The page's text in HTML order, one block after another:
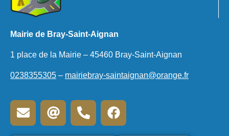
Mairie de Bray-Saint-Aignan
1 place de la Mairie – 45460 Bray-Saint-Aignan
0238355305 – mairiebray-saintaignan@orange.fr